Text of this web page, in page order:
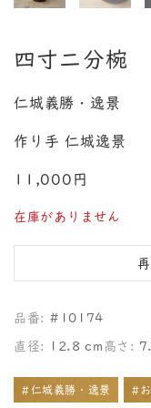
四寸二分椀
仁城義勝・逸景
作り手 仁城逸景
11,000円
在庫がありません
品番: #10174
直径: 12.8 cm 高さ:
#仁城義勝・逸景 #